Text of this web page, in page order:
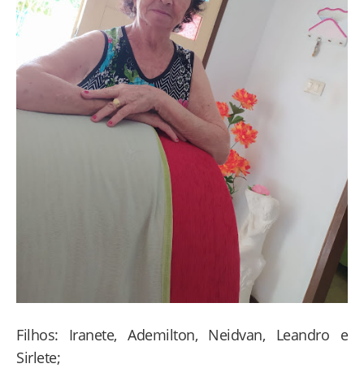
Filhos: Iranete, Ademilton, Neidvan, Leandro e
Sirlete;